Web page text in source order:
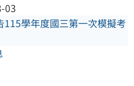
03
115學年度國三第一次模擬考